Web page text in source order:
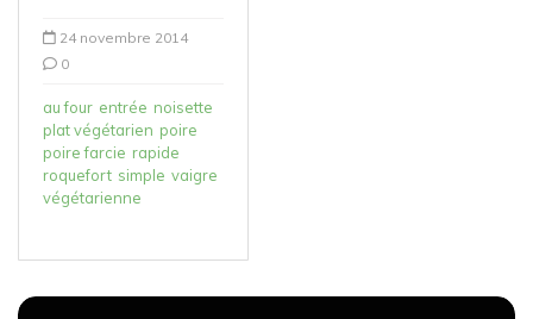
24 novembre 2014
0
au four entrée noisette
plat végétarien poire
poire farcie rapide
roquefort simple vaigre
végétarienne